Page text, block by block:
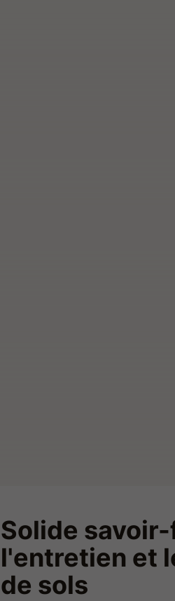
Solide
l'entretien et
de sols